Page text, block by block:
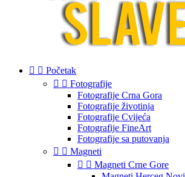
  Početak
  Fotografije
Fotografije Crna Gora
Fotografije životinja
Fotografije Cvijeća
Fotografije FineArt
Fotografije sa putovanja
  Magneti
  Magneti Crne Gore